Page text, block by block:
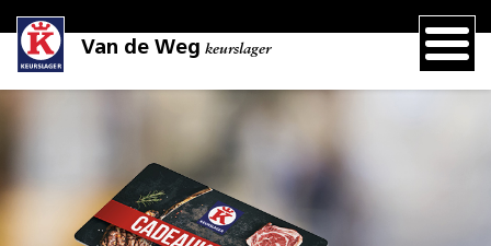
Van de Weg keurslager